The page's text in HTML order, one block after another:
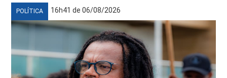
POLÍTICA 16h41 de 06/08/2026